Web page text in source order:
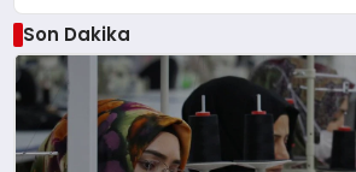
Son Dakika